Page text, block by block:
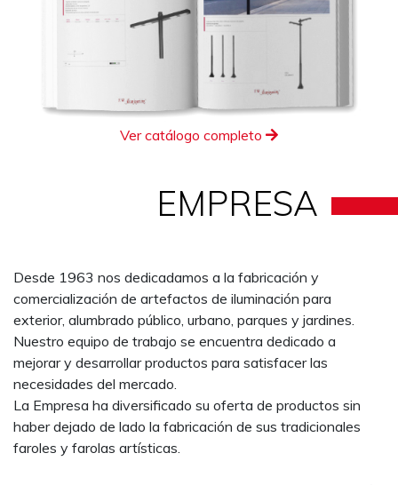
Ver catálogo completo
EMPRESA
Desde 1963 nos dedicadamos a la fabricación y
comercialización de artefactos de iluminación para
exterior, alumbrado público, urbano, parques y jardines.
Nuestro equipo de trabajo se encuentra dedicado a
mejorar y desarrollar productos para satisfacer las
necesidades del mercado.
La Empresa ha diversificado su oferta de productos sin
haber dejado de lado la fabricación de sus tradicionales
faroles y farolas artísticas.